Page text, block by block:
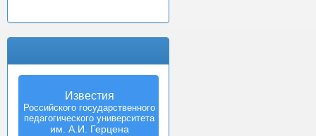
Известия
Российского государственного
педагогического университета
им. А.И. Герцена
Izvestia:
Herzen University
Journal of
Humanities & Sciences